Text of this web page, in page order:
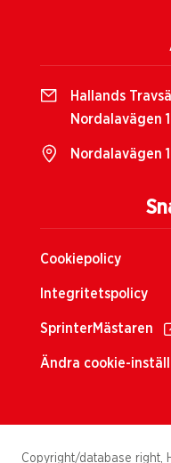
Cookiepolicy
Integritetspolicy
SprinterMästaren
Ändra cookie-
Hallands
Nordalavägen
Nordalavägen
Copyright/database right,